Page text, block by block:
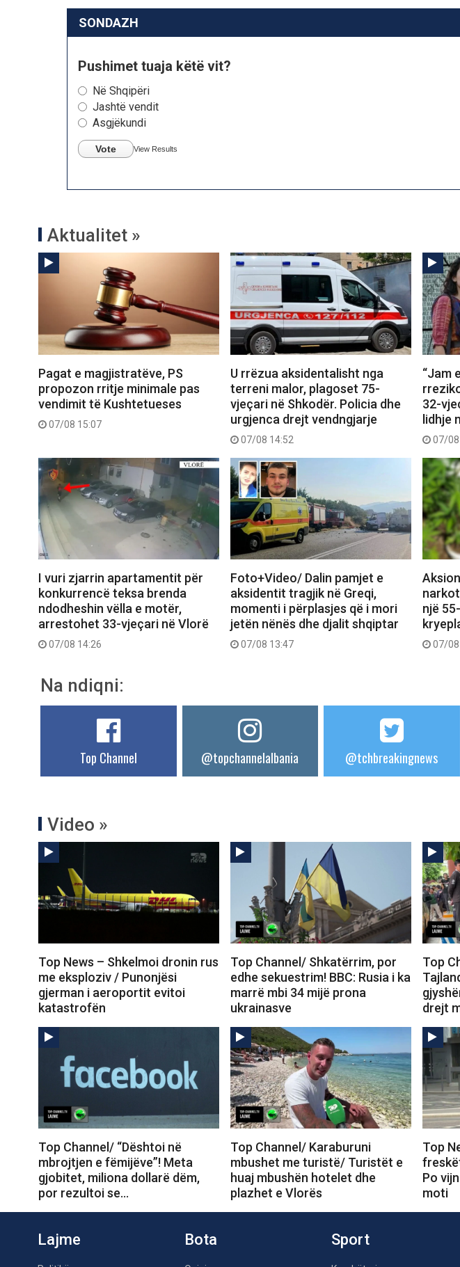
SONDAZH
Pushimet tuaja këtë vit?
Në Shqipëri
Jashtë vendit
Asgjëkundi
Vote View Results
Aktualitet »
Pagat e magjistratëve, PS
propozon rritje minimale pas
vendimit të Kushtetueses
07/08 15:07
U rrëzua aksidentalisht nga
terreni malor, plagoset 75-
vjeçari në Shkodër. Policia dhe
urgjenca drejt vendngjarje
07/08 14:52
“Jam
32-
lidhje
07/08
I vuri zjarrin apartamentit për
konkurrencë teksa brenda
ndodheshin vëlla e motër,
arrestohet 33-vjeçari në Vlorë
07/08 14:26
Foto+Video/ Dalin pamjet e
aksidentit tragjik në Greqi,
momenti i përplasjes që i mori
jetën nënës dhe djalit shqiptar
07/08 13:47
një
07/08
Na ndiqni:
Top Channel @topchannelalbania @tchbreakingnews
Video »
Top News – Shkelmoi dronin rus
me eksploziv / Punonjësi
gjerman i aeroportit evitoi
katastrofën
Top Channel/ Shkatërrim, por
edhe sekuestrim! BBC: Rusia i ka
marrë mbi 34 mijë prona
ukrainasve
Top
drejt
Top Channel/ “Dështoi në
mbrojtjen e fëmijëve”! Meta
gjobitet, miliona dollarë dëm,
por rezultoi se…
Top Channel/ Karaburuni
mbushet me turistë/ Turistët e
huaj mbushën hotelet dhe
plazhet e Vlorës
Top
Po
moti
Lajme Bota Sport